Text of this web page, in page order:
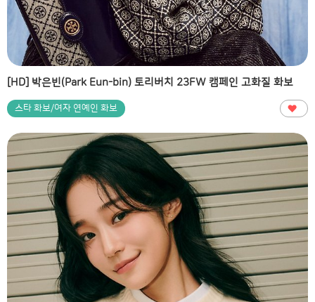
[HD] 박은빈(Park Eun-bin) 토리버치 23FW 캠페인 고화질 화보
스타 화보/여자 연예인 화보